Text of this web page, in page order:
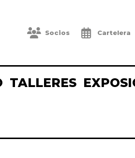
Socios Cartelera
TALLERES